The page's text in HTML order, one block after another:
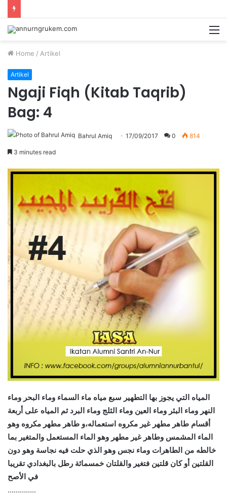
Home / Artikel
Artikel
Ngaji Fiqh (Kitab Taqrib)
Bag: 4
Bahrul Amiq 17/09/2017 0 814
3 minutes read
المياه التي يجوز بها التطهير سبع مياه ماء السماء وماء البحر وماء
النهر وماء البئر وماء العين وماء الثلج وماء البرد ثم المياه على أربعة
أقسام طاهر مطهر غير مكروه استعماله،و طاهر مطهر مكروه وهو
الماء المشمس وطاهر غير مطهر وهو الماء المستعمل والمتغير بما
خالطه من الطاهرات وماء نجس وهو الذي حلت فيه نجاسة وهو دون
القلتين أو كان قلتين فتغير والقلتان خمسمائة رطل بالبغدادي تقريبا
في الأصح
…………..